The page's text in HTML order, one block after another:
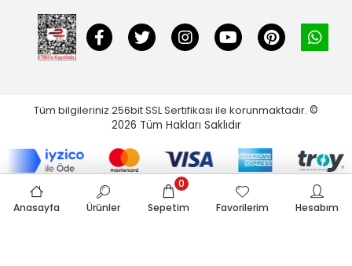
Tüm bilgileriniz 256bit SSL Sertifikası ile korunmaktadır. ©
2026 Tüm Hakları Saklıdır
Anasayfa Ürünler Sepetim
0
Favorilerim
Hesabım